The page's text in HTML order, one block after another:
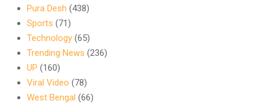
Pura Desh (438)
Sports (71)
Technology (65)
Trending News (236)
UP (160)
Viral Video (78)
West Bengal (66)